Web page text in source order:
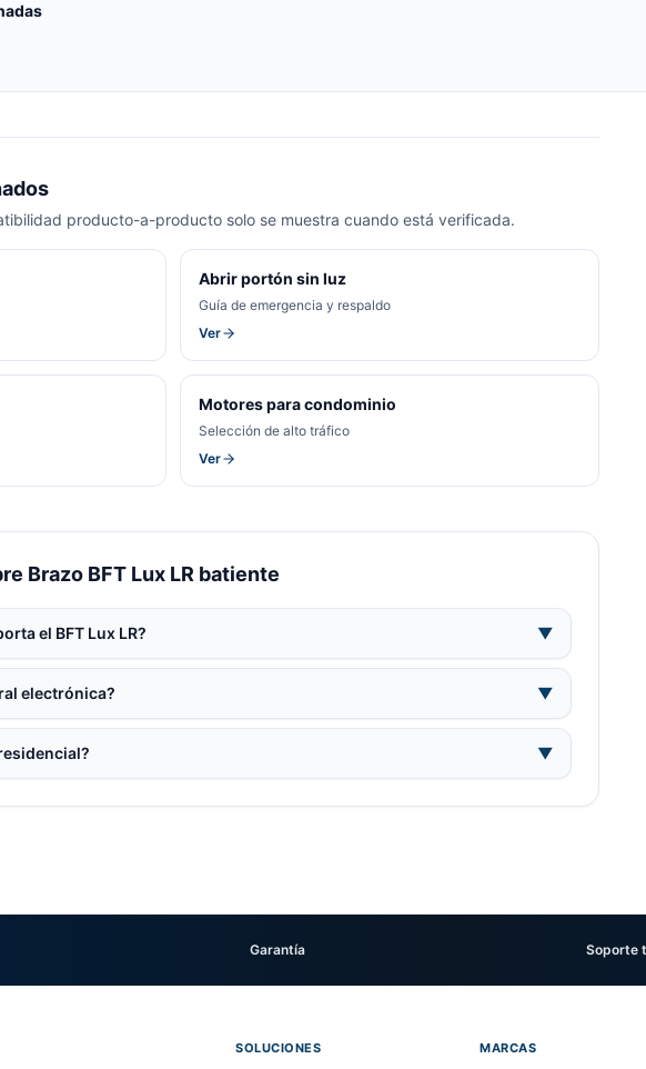
producto-a-producto solo se muestra cuando está verificada.
Abrir portón sin luz
Guía de emergencia y respaldo
Ver
Motores para condominio
Selección de alto tráfico
Ver
Brazo BFT Lux LR batiente
el BFT Lux LR? ▼
electrónica? ▼
▼
Garantía Soporte
SOLUCIONES MARCAS